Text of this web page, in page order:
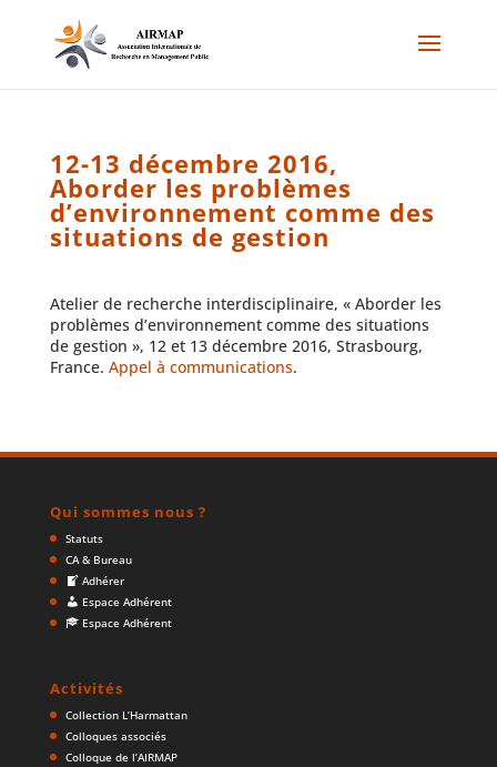
12-13 décembre 2016,
Aborder les problèmes
d’environnement comme des
situations de gestion
Atelier de recherche interdisciplinaire, « Aborder les
problèmes d’environnement comme des situations
de gestion », 12 et 13 décembre 2016, Strasbourg,
France. Appel à communications.
Qui sommes nous ?
Statuts
CA & Bureau
Adhérer
Espace Adhérent
Espace Adhérent
Activités
Collection L’Harmattan
Colloques associés
Colloque de l’AIRMAP